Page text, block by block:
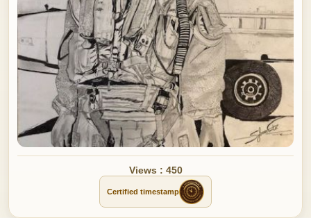
Views : 450
Certified timestamp